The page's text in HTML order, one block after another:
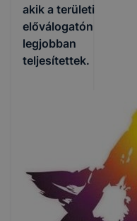
akik a területi
előválogatón
legjobban
teljesítettek.